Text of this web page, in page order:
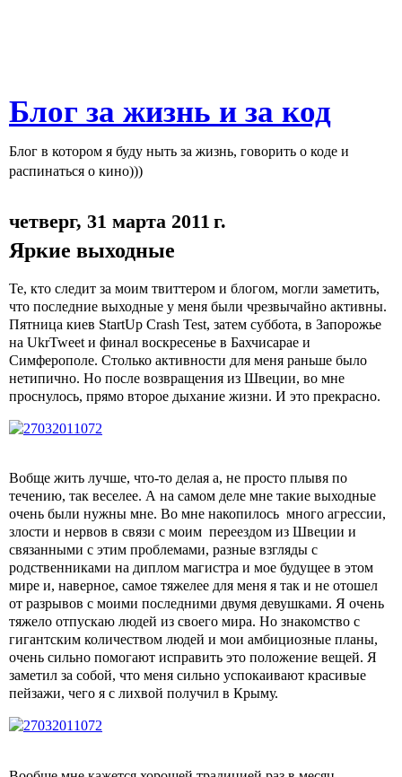
Блог за жизнь и за код
Блог в котором я буду ныть за жизнь, говорить о коде и
распинаться о кино)))
четверг, 31 марта 2011 г.
Яркие выходные
Те, кто следит за моим твиттером и блогом, могли заметить,
что последние выходные у меня были чрезвычайно активны.
Пятница киев StartUp Crash Test, затем суббота, в Запорожье
на UkrTweet и финал воскресенье в Бахчисарае и
Симферополе. Столько активности для меня раньше было
нетипично. Но после возвращения из Швеции, во мне
проснулось, прямо второе дыхание жизни. И это прекрасно.
Вобще жить лучше, что-то делая а, не просто плывя по
течению, так веселее. А на самом деле мне такие выходные
очень были нужны мне. Во мне накопилось много агрессии,
злости и нервов в связи с моим переездом из Швеции и
связанными с этим проблемами, разные взгляды с
родственниками на диплом магистра и мое будущее в этом
мире и, наверное, самое тяжелее для меня я так и не отошел
от разрывов с моими последними двумя девушками. Я очень
тяжело отпускаю людей из своего мира. Но знакомство с
гигантским количеством людей и мои амбициозные планы,
очень сильно помогают исправить это положение вещей. Я
заметил за собой, что меня сильно успокаивают красивые
пейзажи, чего я с лихвой получил в Крыму.